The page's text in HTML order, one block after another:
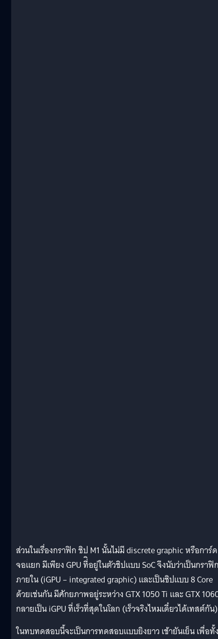
ส่วนในเรื่องกราฟิก ชิป M1 นั้นไม่มี discrete graphic หรือการ์ด
จอแยก มีเพียง​ GPU ที่ิอยู่ในตัวชิปแบบ SoC จึงนับว่าเป็นกราฟิ
ภายใน (iGPU – integrated graphic) และเป็นชิปแบบ 8 Core
ด้วยเช่นกัน มีศักยภาพอยู่ระหว่าง GTX 1050 Ti และ GTX
กลายเป็น iGPU ที่เร็วที่สุดในโลก (เร็วจริงไหมเดี๋ยวได้เทสต์กัน)
ในทบทดสอบนี้จะเป็นการทดสอบแบบยิงยาว เช้ายันเย็น เพื่อทั้